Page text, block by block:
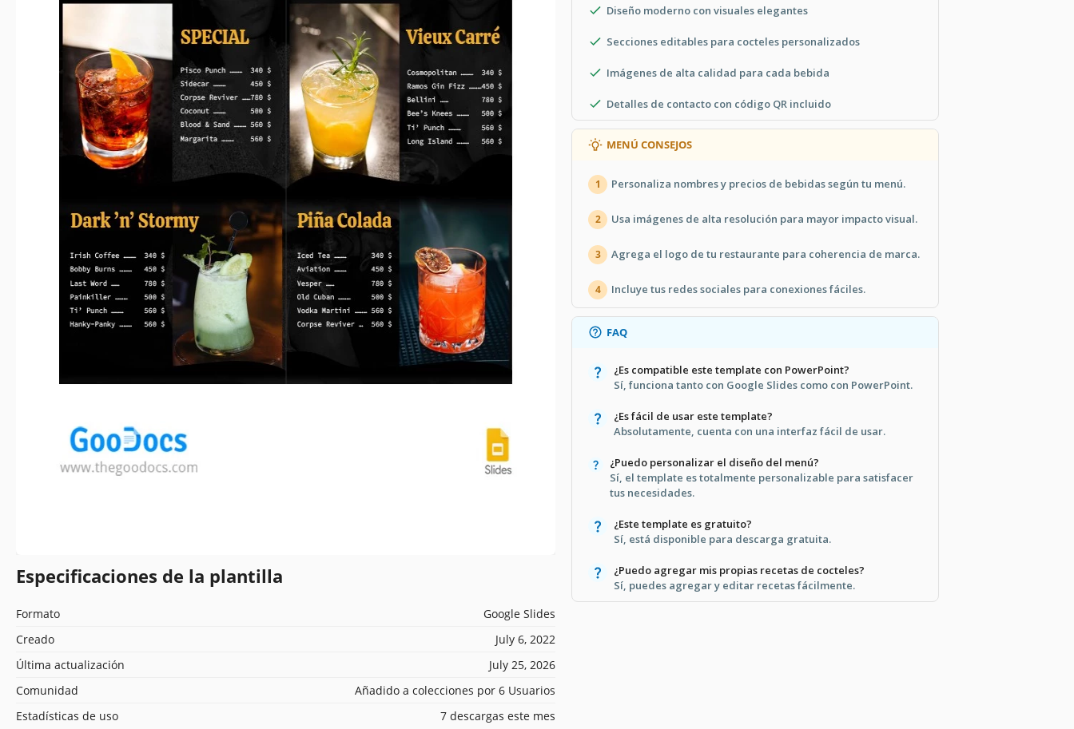
Especificaciones de la plantilla
Formato
Google Slides
Creado
July 6, 2022
Última actualización
July 25, 2026
Comunidad
Añadido a colecciones por 6 Usuarios
Estadísticas de uso
7 descargas este mes
Diseño moderno con visuales elegantes
Secciones editables para cocteles personalizados
Imágenes de alta calidad para cada bebida
Detalles de contacto con código QR incluido
MENÚ CONSEJOS
1 Personaliza nombres y precios de bebidas según tu menú.
2 Usa imágenes de alta resolución para mayor impacto visual.
3 Agrega el logo de tu restaurante para coherencia de marca.
4 Incluye tus redes sociales para conexiones fáciles.
FAQ
¿Es compatible este template con PowerPoint?
Sí, funciona tanto con Google Slides como con PowerPoint.
¿Es fácil de usar este template?
Absolutamente, cuenta con una interfaz fácil de usar.
¿Puedo personalizar el diseño del menú?
Sí, el template es totalmente personalizable para satisfacer
tus necesidades.
¿Este template es gratuito?
Sí, está disponible para descarga gratuita.
¿Puedo agregar mis propias recetas de cocteles?
Sí, puedes agregar y editar recetas fácilmente.